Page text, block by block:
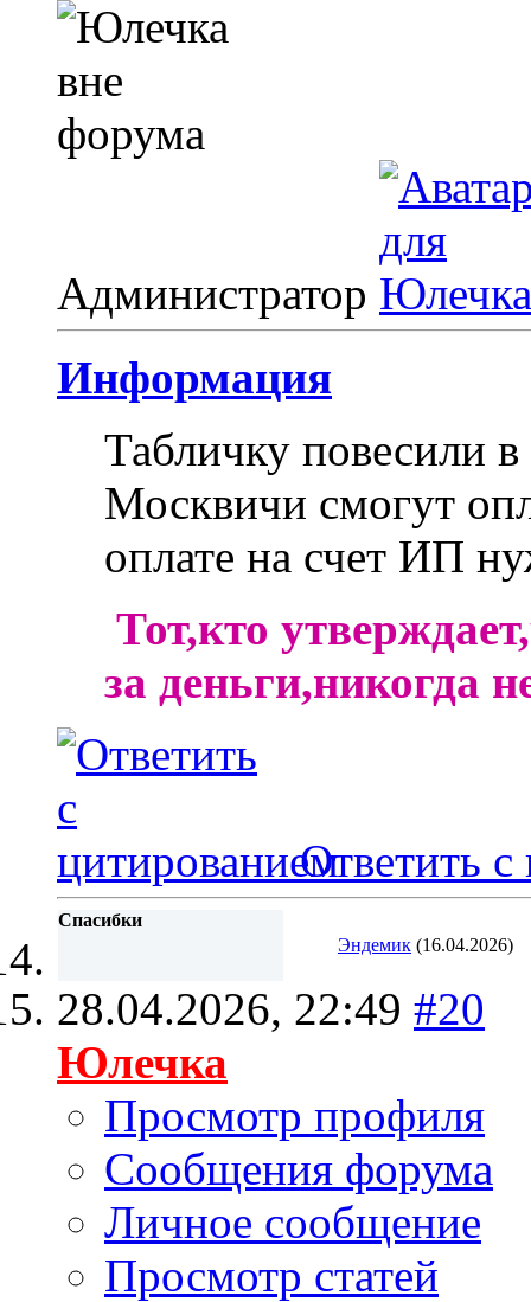
Администратор
Информация
Табличку повесили
Москвичи смогут
оплате на счет ИП
Тот,кто
за деньги,никогда
Ответить с
Спасибки
Эндемик (16.04.2026)
28.04.2026, 22:49 #20
Юлечка
Просмотр профиля
Сообщения форума
Личное сообщение
Просмотр статей